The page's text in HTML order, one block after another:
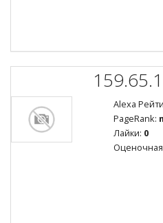
Alexa
PageRank:
Лайки: 0